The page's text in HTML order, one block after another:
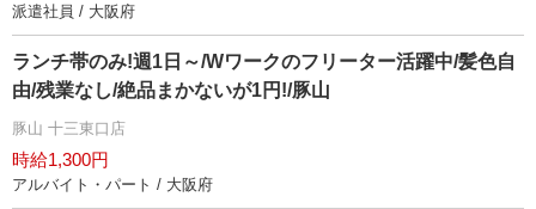
派遣社員 / 大阪府
ランチ帯のみ!週1日～/Wワークのフリーター活躍中/髪色自
由/残業なし/絶品まかないが1円!/豚山
豚山 十三東口店
時給1,300円
アルバイト・パート / 大阪府